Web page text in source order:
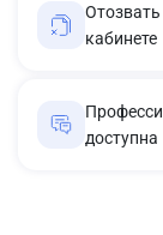
кабинете
доступна